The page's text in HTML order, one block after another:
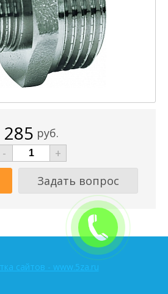
285 руб.
-
+
Задать вопрос
сайтов - www.5za.ru